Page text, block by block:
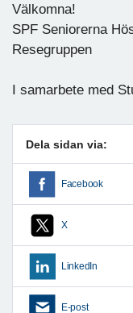
Välkomna!
SPF Seniorerna
Resegruppen
I samarbete med
Dela sidan via:
Facebook
X
LinkedIn
E-post